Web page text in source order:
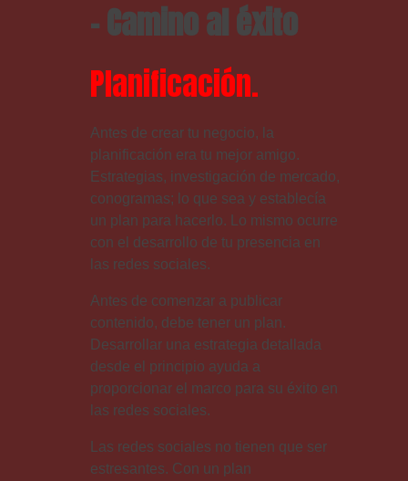
Planificación.
Antes de crear tu negocio, la
planificación era tu mejor amigo.
Estrategias, investigación de mercado,
conogramas; lo que sea y establecía
un plan para hacerlo. Lo mismo ocurre
con el desarrollo de tu presencia en
las redes sociales.
Antes de comenzar a publicar
contenido, debe tener un plan.
Desarrollar una estrategia detallada
desde el principio ayuda a
proporcionar el marco para su éxito en
las redes sociales.
Las redes sociales no tienen que ser
estresantes. Con un plan